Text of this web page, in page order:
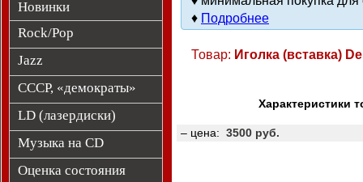
Новинки
Rock/Pop
Jazz
СССР, «демократы»
LD (лазердиски)
Музыка на CD
Оценка состояния
♦ Подробнее
Товар: Иголка (вставка)
Характеристики
– цена: 3500 руб.